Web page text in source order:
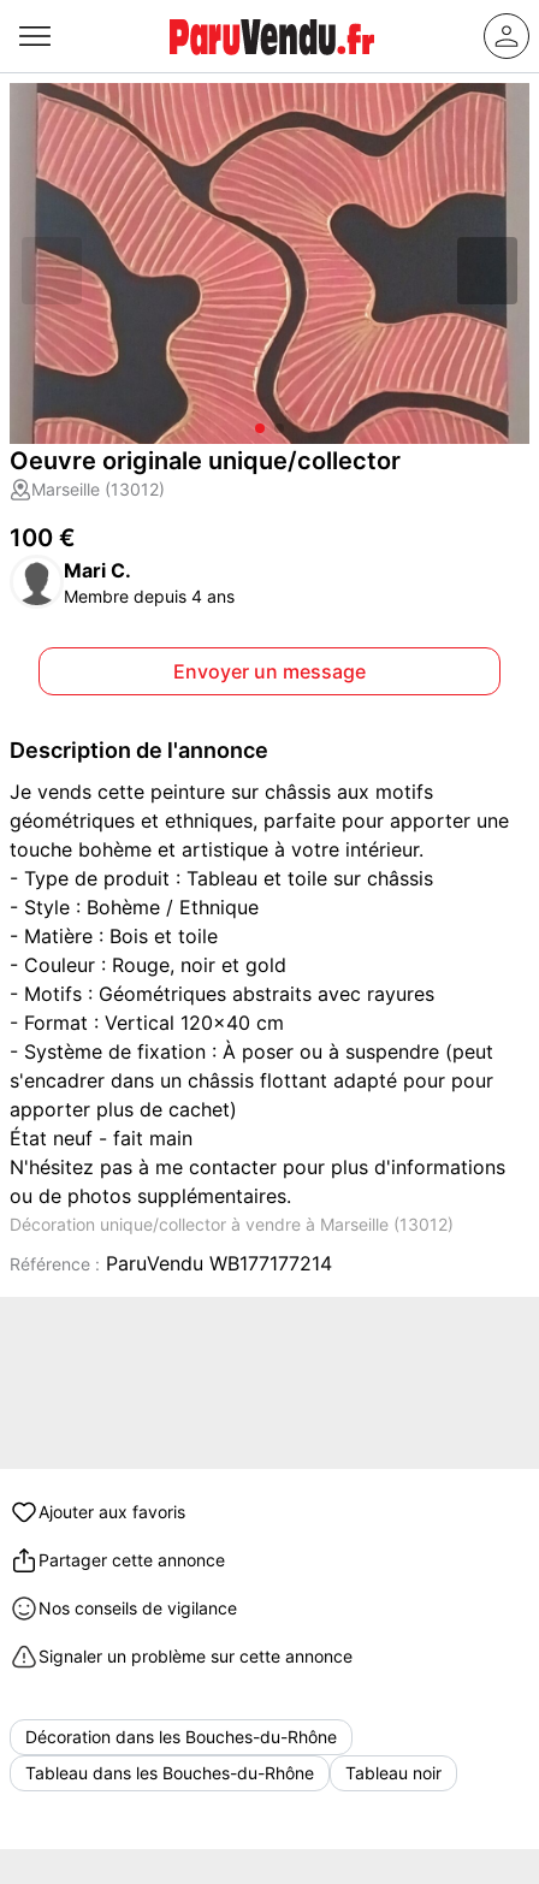
Oeuvre originale unique/collector
Marseille (13012)
100 €
Mari C.
Membre depuis 4 ans
Envoyer un message
Description de l'annonce
Je vends cette peinture sur châssis aux motifs
géométriques et ethniques, parfaite pour apporter une
touche bohème et artistique à votre intérieur.
- Type de produit : Tableau et toile sur châssis
- Style : Bohème / Ethnique
- Matière : Bois et toile
- Couleur : Rouge, noir et gold
- Motifs : Géométriques abstraits avec rayures
- Format : Vertical 120x40 cm
- Système de fixation : À poser ou à suspendre (peut
s'encadrer dans un châssis flottant adapté pour pour
apporter plus de cachet)
État neuf - fait main
N'hésitez pas à me contacter pour plus d'informations
ou de photos supplémentaires.
Décoration unique/collector à vendre à Marseille (13012)
Référence : ParuVendu WB177177214
Ajouter aux favoris
Partager cette annonce
Nos conseils de vigilance
Signaler un problème sur cette annonce
Décoration dans les Bouches-du-Rhône
Tableau dans les Bouches-du-Rhône
Tableau noir